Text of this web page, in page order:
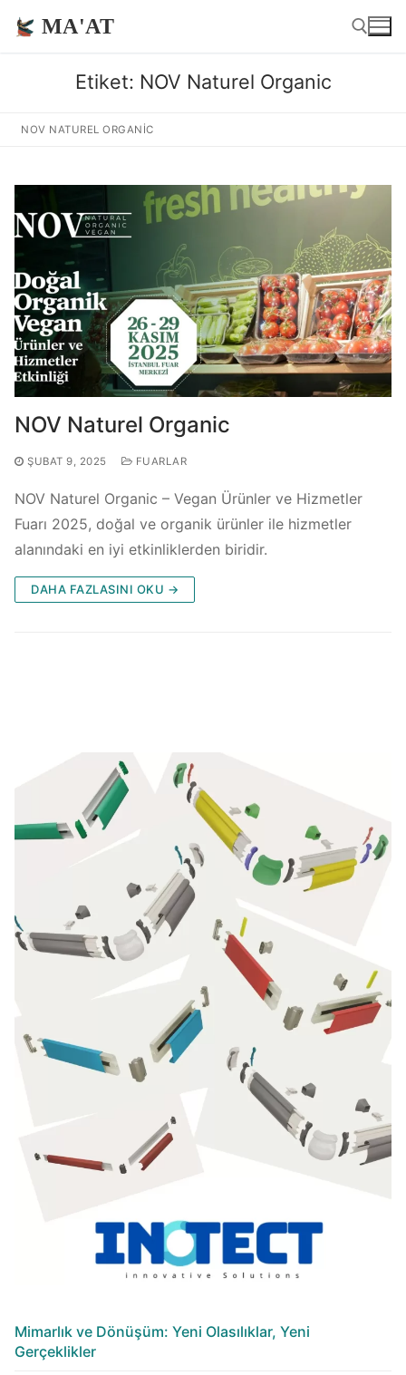
atla
MA'AT
Etiket: NOV Naturel Organic
NOV NATUREL ORGANIC
NOV Naturel Organic
ŞUBAT 9, 2025 FUARLAR
NOV Naturel Organic – Vegan Ürünler ve Hizmetler
Fuarı 2025, doğal ve organik ürünler ile hizmetler
alanındaki en iyi etkinliklerden biridir.
DAHA FAZLASINI OKU →
Mimarlık ve Dönüşüm: Yeni Olasılıklar, Yeni
Gerçeklikler